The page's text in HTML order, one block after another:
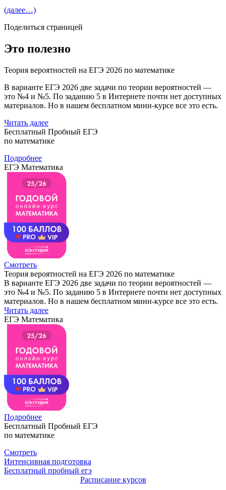
(далее…)
Поделиться страницей
Это полезно
Теория вероятностей на ЕГЭ 2026 по математике
В варианте ЕГЭ 2026 две задачи по теории вероятностей —
это №4 и №5. По заданию 5 в Интернете почти нет доступных
материалов. Но в нашем бесплатном мини-курсе все это есть.
Читать далее
Бесплатный Пробный ЕГЭ
по математике
Подробнее
ЕГЭ Математика
Смотреть
Теория вероятностей на ЕГЭ 2026 по математике
В варианте ЕГЭ 2026 две задачи по теории вероятностей —
это №4 и №5. По заданию 5 в Интернете почти нет доступных
материалов. Но в нашем бесплатном мини-курсе все это есть.
Читать далее
ЕГЭ Математика
Подробнее
Бесплатный Пробный ЕГЭ
по математике
Смотреть
Интенсивная подготовка
Бесплатный пробный егэ
Расписание курсов